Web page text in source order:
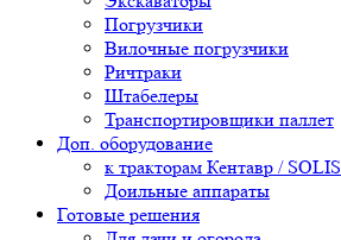
Погрузчики
Вилочные погрузчики
Ричтраки
Штабелеры
Транспортировщики паллет
Доп. оборудование
к тракторам Кентавр / SOLIS
Доильные аппараты
Готовые решения